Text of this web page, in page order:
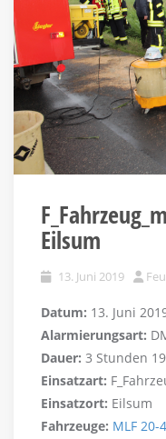
Eilsum
13. Juni 2019
Datum: 13. Juni
Alarmierungsart:
Dauer: 3 Stunden
Einsatzart:
Einsatzort: Eilsum
Fahrzeuge: MLF 20-